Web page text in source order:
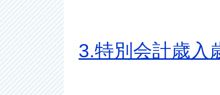
3.特別会計歳入